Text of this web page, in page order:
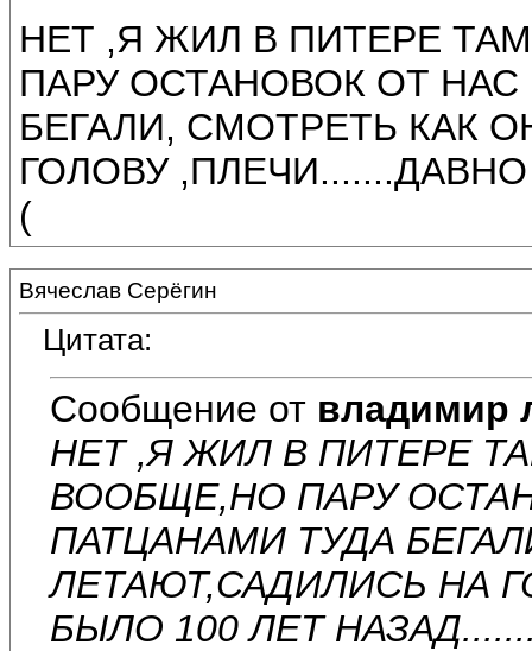
НЕТ ,Я ЖИЛ В ПИТЕРЕ
ПАРУ ОСТАНОВОК ОТ
БЕГАЛИ, СМОТРЕТЬ КАК
ГОЛОВУ
(
Вячеслав Серёгин
Цитата:
Сообщение от владимир
НЕТ ,Я ЖИЛ В ПИТЕРЕ
ВООБЩЕ,НО ПАРУ
ПАТЦАНАМИ ТУДА
ЛЕТАЮТ,САДИЛИСЬ НА
БЫЛО 100 ЛЕТ